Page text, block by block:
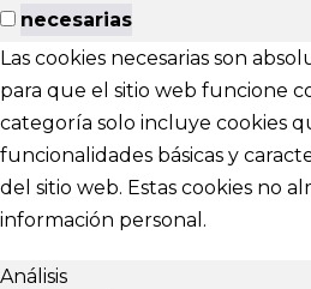
necesarias
Las cookies necesarias son
para que el sitio web funcione
categoría solo incluye cookies
funcionalidades básicas y
del sitio web. Estas cookies no
información personal.
Análisis